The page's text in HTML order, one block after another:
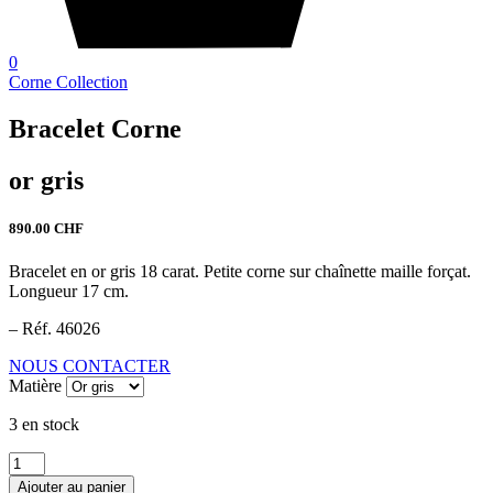
0
Corne Collection
Bracelet Corne
or gris
890.00 CHF
Bracelet en or gris 18 carat. Petite corne sur chaînette maille forçat.
Longueur 17 cm.
– Réf. 46026
NOUS CONTACTER
Matière
3 en stock
quantité
deAjouter au panier